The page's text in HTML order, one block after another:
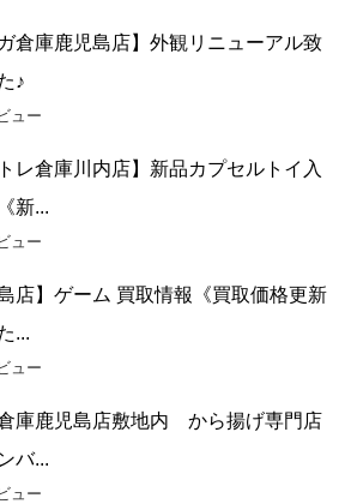
ガ倉庫鹿児島店】外観リニューアル致
♪
ュー
トレ倉庫川内店】新品カプセルトイ入
新...
ュー
島店】ゲーム 買取情報《買取価格更新
...
ュー
庫鹿児島店敷地内 から揚げ専門店
バ...
ュー